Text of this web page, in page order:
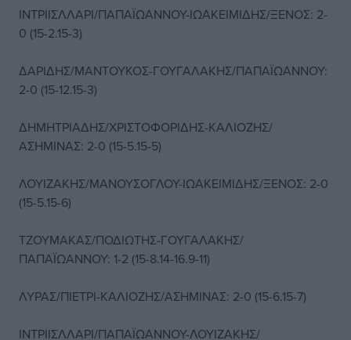
ΙΝΤΡΙΙΣΛΛΑΡΙ/ΠΑΠΑΪΩΑΝΝΟΥ-ΙΩΑΚΕΙΜΙΔΗΣ/ΞΕΝΟΣ: 2-
0 (15-2.15-3)
ΔΑΡΙΔΗΣ/ΜΑΝΤΟΥΚΟΣ-ΓΟΥΓΑΛΑΚΗΣ/ΠΑΠΑΪΩΑΝΝΟΥ:
2-0 (15-12.15-3)
ΔΗΜΗΤΡΙΑΔΗΣ/ΧΡΙΣΤΟΦΟΡΙΔΗΣ-ΚΑΛΙΟΖΗΣ/
ΑΣΗΜΙΝΑΣ: 2-0 (15-5.15-5)
ΛΟΥΙΖΑΚΗΣ/ΜΑΝΟΥΣΟΓΛΟΥ-ΙΩΑΚΕΙΜΙΔΗΣ/ΞΕΝΟΣ: 2-0
(15-5.15-6)
ΤΖΟΥΜΑΚΑΣ/ΠΟΔΙΩΤΗΣ-ΓΟΥΓΑΛΑΚΗΣ/
ΠΑΠΑΪΩΑΝΝΟΥ: 1-2 (15-8.14-16.9-11)
ΛΥΡΑΣ/ΠΙΕΤΡΙ-ΚΑΛΙΟΖΗΣ/ΑΣΗΜΙΝΑΣ: 2-0 (15-6.15-7)
ΙΝΤΡΙΙΣΛΛΑΡΙ/ΠΑΠΑΪΩΑΝΝΟΥ-ΛΟΥΙΖΑΚΗΣ/